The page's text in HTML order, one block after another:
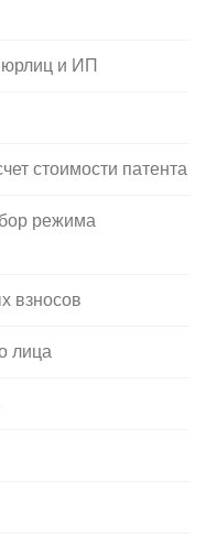
юрлиц и ИП
стоимости патента
режима
взносов
лица